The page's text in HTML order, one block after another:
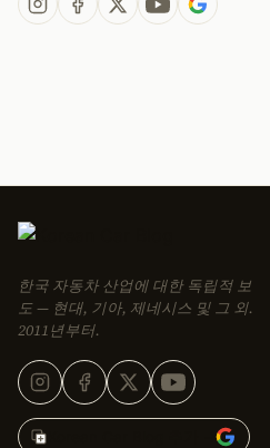
한국 자동차 산업에 대한 독립적 보
도 — 현대, 기아, 제네시스 및 그 외.
2011년부터.
Korean Car Blog 추가 →